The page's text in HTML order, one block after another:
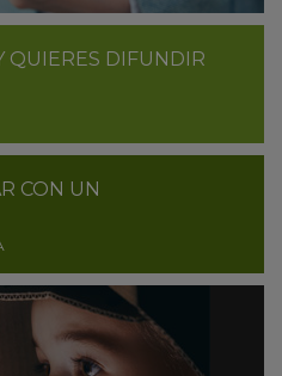
QUIERES DIFUNDIR
CON UN